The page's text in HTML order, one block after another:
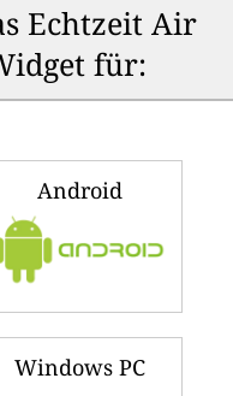
Echtzeit Air
für:
Android
Windows PC